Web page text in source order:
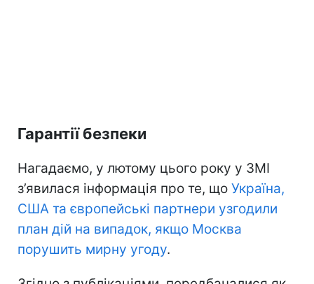
Гарантії безпеки
Нагадаємо, у лютому цього року у ЗМІ
з’явилася інформація про те, що Україна,
США та європейські партнери узгодили
план дій на випадок, якщо Москва
порушить мирну угоду.